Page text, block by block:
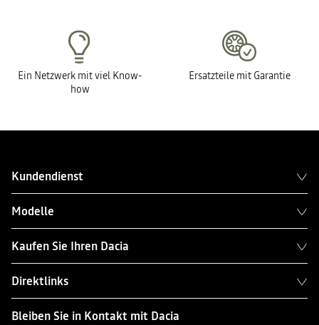
Ein Netzwerk mit viel Know-
how
Ersatzteile mit Garantie
Kundendienst
Modelle
Kaufen Sie Ihren Dacia
Direktlinks
Bleiben Sie in Kontakt mit Dacia